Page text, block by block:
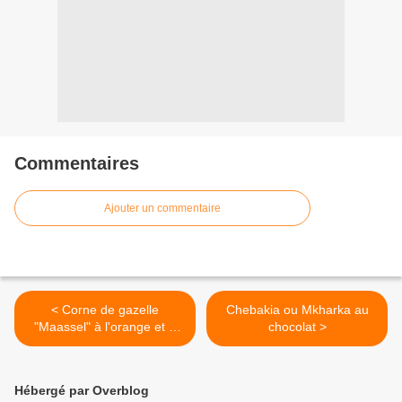
Commentaires
Ajouter un commentaire
< Corne de gazelle
"Maassel" à l'orange et à
l'anis
Chebakia ou Mkharka au
chocolat >
Hébergé par Overblog